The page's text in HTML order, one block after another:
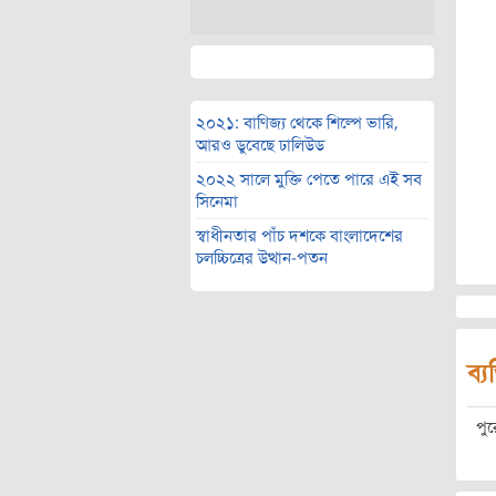
২০২১: বাণিজ্য থেকে শিল্পে ভারি,
আরও ডুবেছে ঢালিউড
২০২২ সালে মুক্তি পেতে পারে এই সব
সিনেমা
স্বাধীনতার পাঁচ দশকে বাংলাদেশের
চলচ্চিত্রের উত্থান-পতন